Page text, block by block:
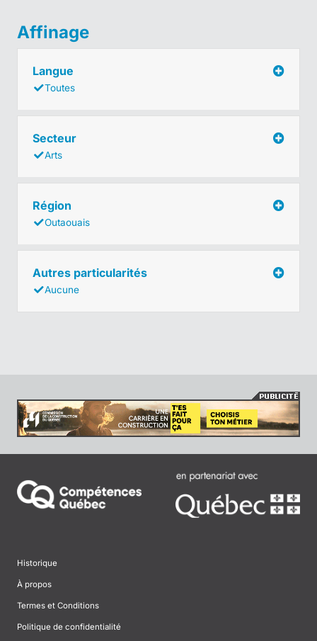
Affinage
Langue
Toutes
Secteur
Arts
Région
Outaouais
Autres particularités
Aucune
Historique
À propos
Termes et Conditions
Politique de confidentialité